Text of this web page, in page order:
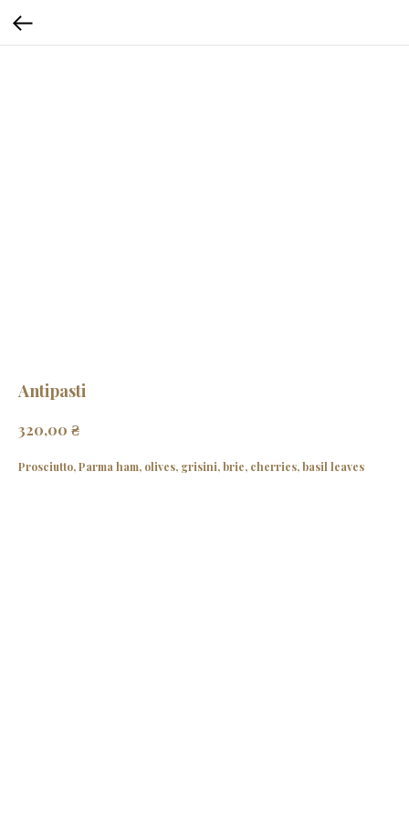
Antipasti
320,00 ₴
Prosciutto, Parma ham, olives, grisini, brie, cherries, basil leaves